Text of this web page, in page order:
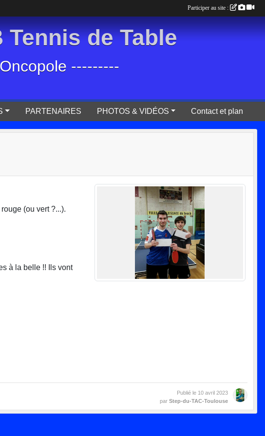
Tennis de Table
---------
PARTENAIRES PHOTOS & VIDÉOS Contact et plan
(ou vert ?...).
à la belle !! Ils vont
Publié le 10 avril 2023
par Step-du-TAC-Toulouse
Participer au site :